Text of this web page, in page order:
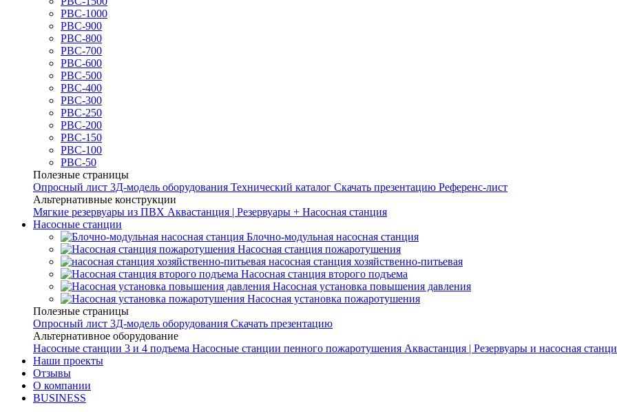
РВС-1000
РВС-900
РВС-800
РВС-700
РВС-600
РВС-500
РВС-400
РВС-300
РВС-250
РВС-200
РВС-150
РВС-100
РВС-50
Полезные страницы
Опросный лист 3Д-модель оборудования Технический каталог Скачать презентацию Референс-лист
Альтернативные конструкции
Мягкие резервуары из ПВХ Аквастанция | Резервуары + Насосная станция
Насосные станции
Блочно-модульная насосная станция
Насосная станция пожаротушения
насосная станция хозяйственно-питьевая
Насосная станция второго подъема
Насосная установка повышения давления
Насосная установка пожаротушения
Полезные страницы
Опросный лист 3Д-модель оборудования Скачать презентацию
Альтернативное оборудование
Насосные станции 3 и 4 подъема Насосные станции пенного пожаротушения Аквастанция | Резервуары и насосная
Наши проекты
Отзывы
О компании
BUSINESS